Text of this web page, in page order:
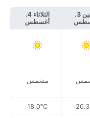
الاثنين 3.
الثلاثاء 4.
أغسطس
مشمس
18.0°C